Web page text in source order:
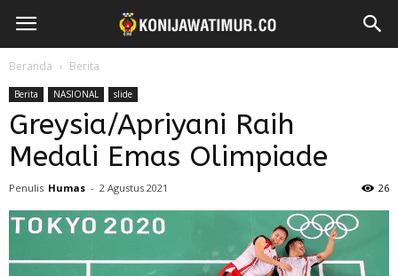
Beranda Berita
Berita NASIONAL slide
Greysia/Apriyani Raih
Medali Emas Olimpiade
Penulis Humas - 2 Agustus 2021 26